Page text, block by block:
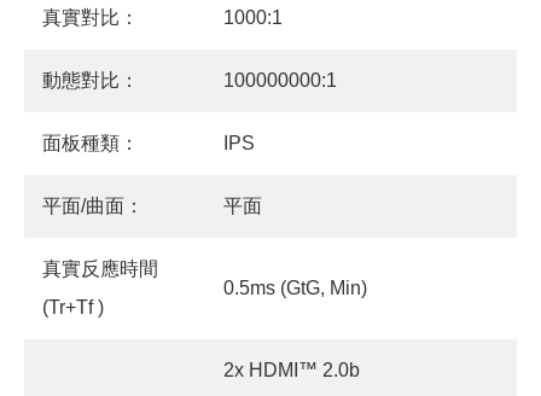
真實對比： 1000:1
動態對比： 100000000:1
面板種類： IPS
平面/曲面： 平面
真實反應時間
(Tr+Tf )
0.5ms (GtG, Min)
2x HDMI™ 2.0b